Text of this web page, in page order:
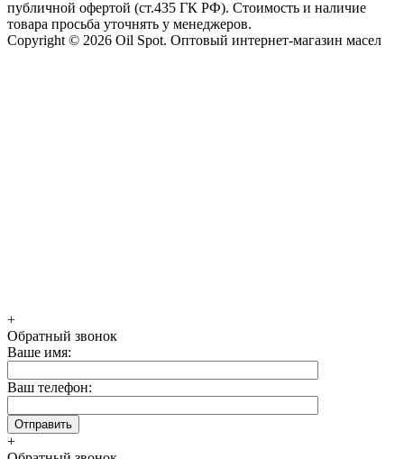
публичной офертой (ст.435 ГК РФ). Стоимость и наличие
товара просьба уточнять у менеджеров.
Copyright © 2026 Oil Spot. Оптовый интернет-магазин масел
+
Обратный звонок
Ваше имя:
Ваш телефон:
+